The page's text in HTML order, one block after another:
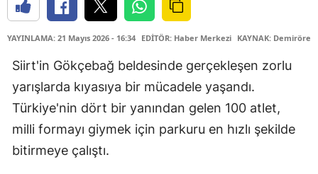
YAYINLAMA: 21 Mayıs 2026 - 16:34 EDİTÖR: Haber Merkezi KAYNAK: Demirören
Siirt'in Gökçebağ beldesinde gerçekleşen zorlu
yarışlarda kıyasıya bir mücadele yaşandı.
Türkiye'nin dört bir yanından gelen 100 atlet,
milli formayı giymek için parkuru en hızlı şekilde
bitirmeye çalıştı.